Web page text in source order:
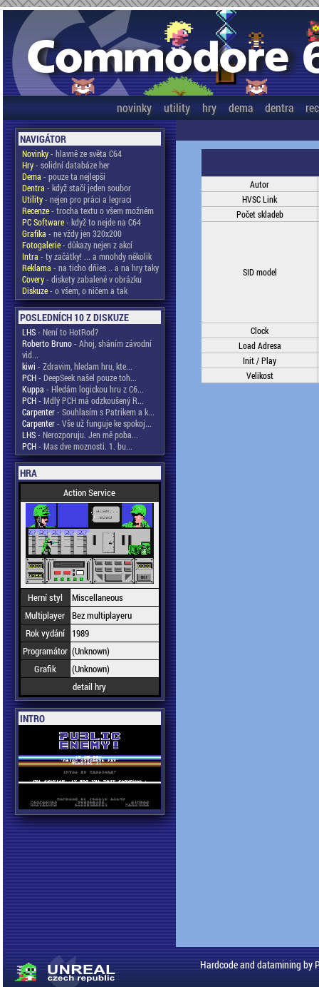
novinky utility hry dema dentra
NAVIGÁTOR
Novinky- hlavně ze světa C64
Hry- solidní databáze her
Dema - pouze ta nejlepší
Dentra - když stačí jeden soubor
Utility- nejen pro práci a legraci
Recenze- trocha textu o všem možném
PC Software- když to nejde na C64
Grafika - ne vždy jen 320x200
Fotogalerie- důkazy nejen z akcí
Intra - ty začátky! ... a mnohdy několik
Reklama - na ticho dňies .. a na hry taky
Covery- diskety zabalené v obrázku
Diskuze- o všem, o ničem a tak
POSLEDNÍCH 10 Z DISKUZE
LHS- Není to HotRod?
Roberto Bruno- Ahoj, sháním závodní
vid...
kiwi - Zdravim, hledam hru, kte...
PCH- DeepSeek našel pouze toh...
Kuppa - Hledám logickou hru z C6...
PCH- Mdlý PCH má odzkoušený R...
Carpenter- Souhlasím s Patrikem a k...
Carpenter- Vše už funguje ke spokoj...
LHS- Nerozporuju. Jen mě poba...
PCH- Mas dve moznosti. 1. bu...
HRA
Action Service
Herní styl
Miscellaneous
Multiplayer Bez multiplayeru
Rok vydání
1989
Programátor (Unknown)
Grafik
(Unknown)
detail hry
INTRO
Autor
HVSC Link
Počet skladeb
SID model
Clock
Load Adresa
Init / Play
Velikost
Hardcode and datamining by